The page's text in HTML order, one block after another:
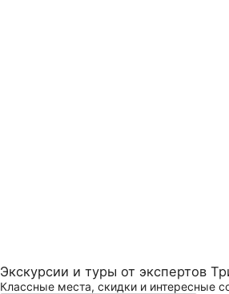
Экскурсии и туры от экспертов
Классные места, скидки и интересные